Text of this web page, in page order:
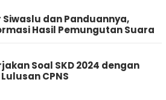
dan Panduannya,
Hasil Pemungutan Suara
Soal SKD 2024 dengan
CPNS